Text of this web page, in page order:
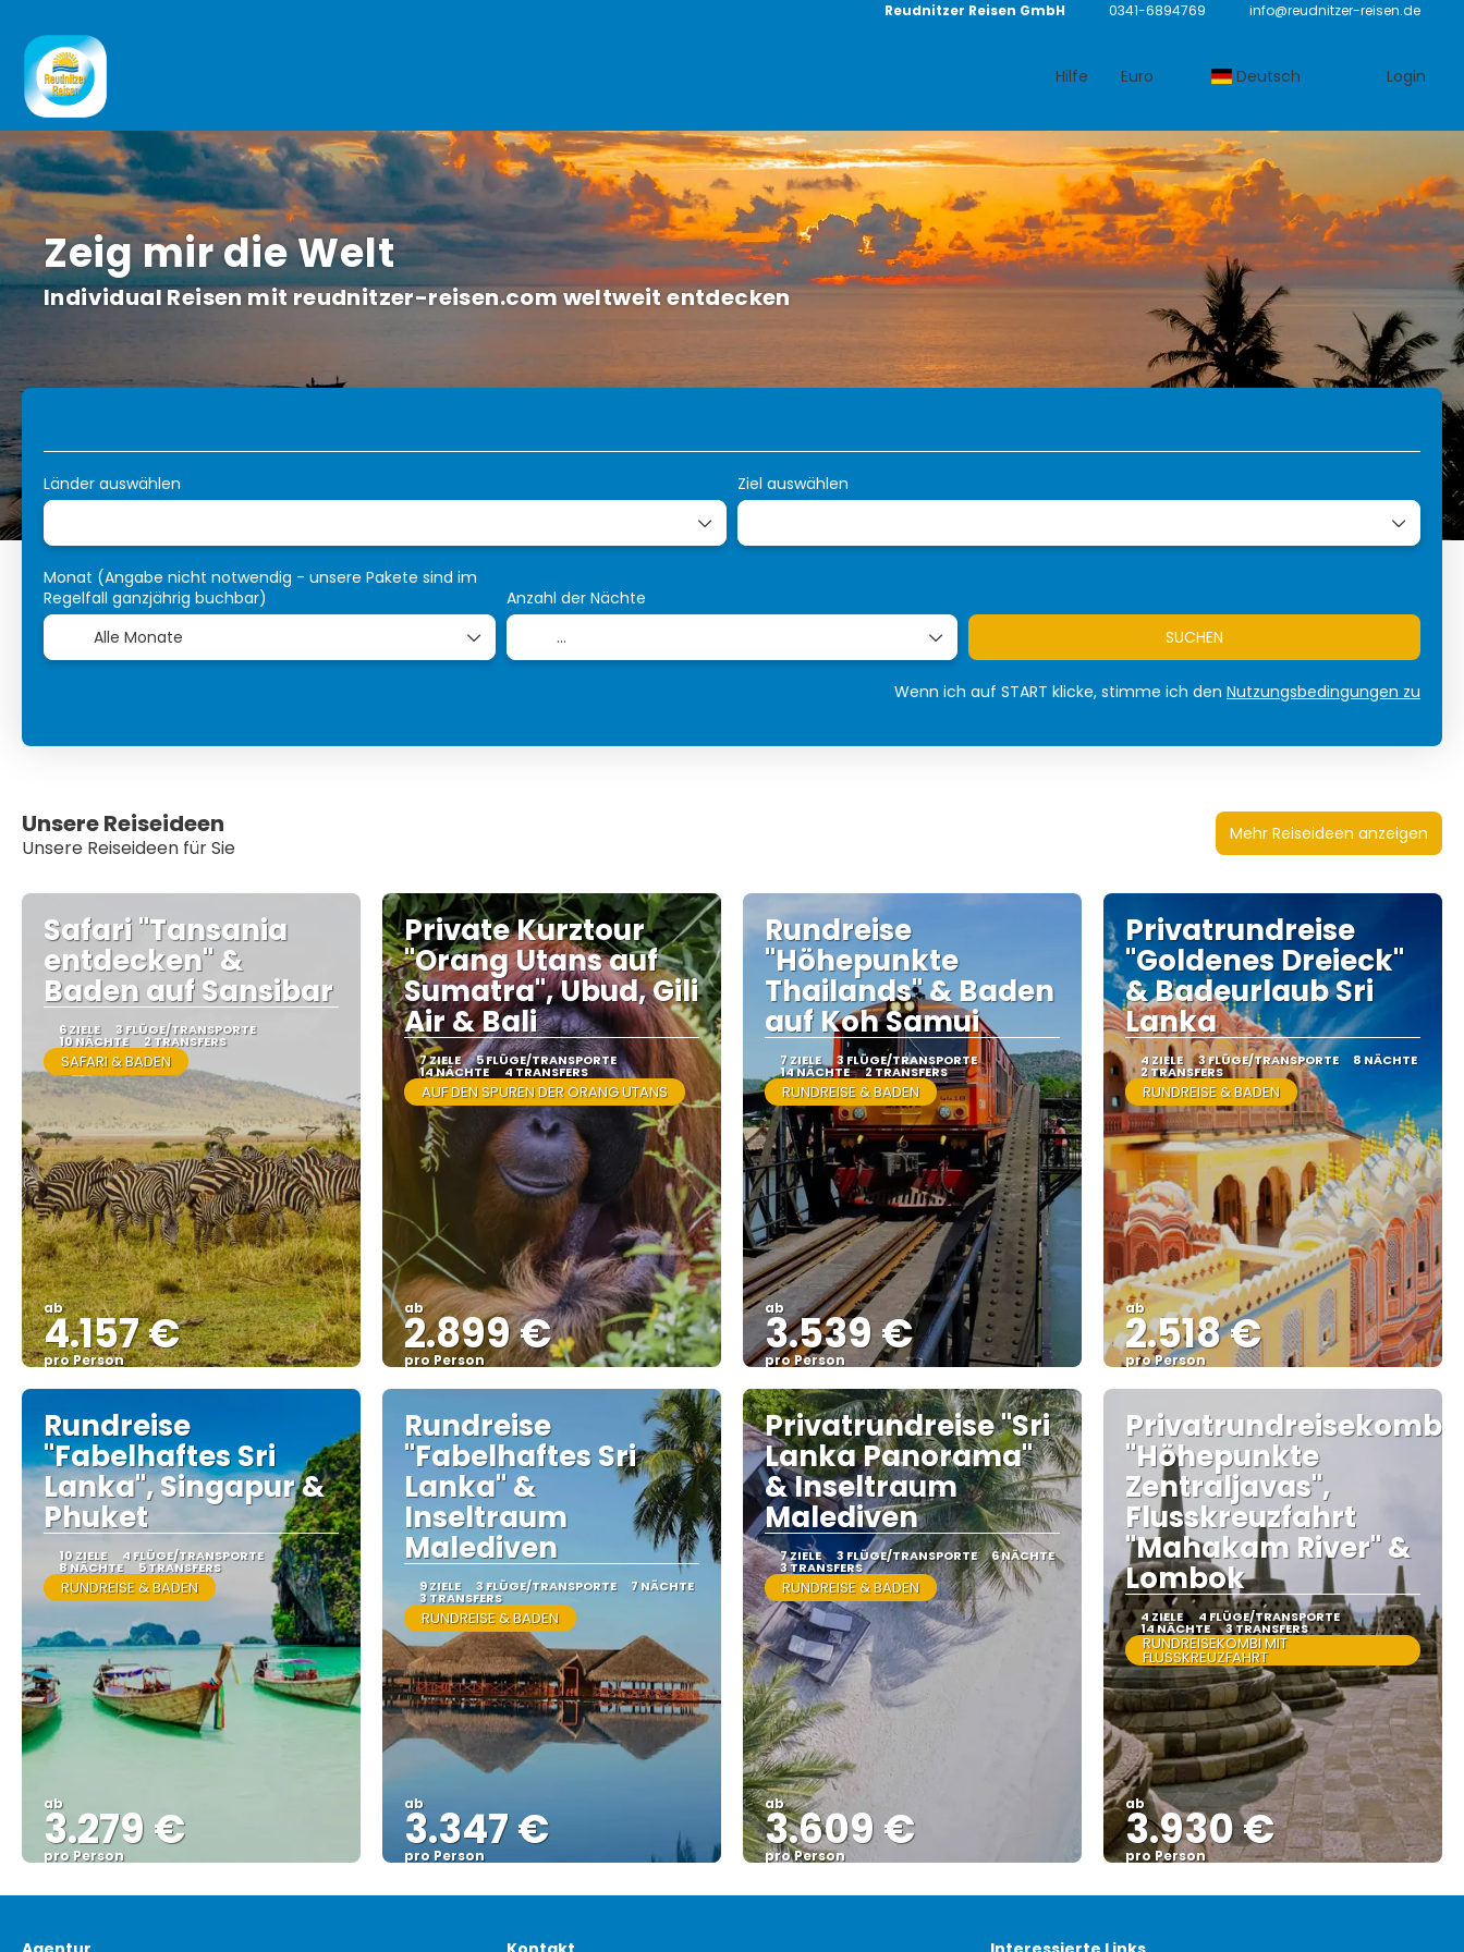
Reudnitzer Reisen GmbH 0341-6894769 info@reudnitzer-reisen.de
Hilfe Euro Deutsch Login
Zeig mir die Welt
Individual Reisen mit reudnitzer-reisen.com weltweit entdecken
Mietwagen
Länder auswählen Ziel auswählen
Monat (Angabe nicht notwendig - unsere Pakete sind im
Regelfall ganzjährig buchbar)
Anzahl der Nächte
SUCHEN
Wenn ich auf START klicke, stimme ich den Nutzungsbedingungen zu
Unsere Reiseideen
Unsere Reiseideen für Sie
Mehr Reiseideen anzeigen
Safari "Tansania
entdecken" &
Baden auf Sansibar
6 ZIELE 3 FLÜGE/TRANSPORTE
10 NÄCHTE 2 TRANSFERS
SAFARI & BADEN
ab
4.157 €
pro Person
Sehen
Private Kurztour
"Orang Utans auf
Sumatra", Ubud, Gili
Air & Bali
7 ZIELE 5 FLÜGE/TRANSPORTE
14 NÄCHTE 4 TRANSFERS
AUF DEN SPUREN DER ORANG UTANS
ab
2.899 €
pro Person
Sehen
Rundreise
"Höhepunkte
Thailands" & Baden
auf Koh Samui
7 ZIELE 3 FLÜGE/TRANSPORTE
14 NÄCHTE 2 TRANSFERS
RUNDREISE & BADEN
ab
3.539 €
pro Person
Sehen
Privatrundreise
"Goldenes Dreieck"
& Badeurlaub Sri
Lanka
4 ZIELE 3 FLÜGE/TRANSPORTE 8 NÄCHTE
2 TRANSFERS
RUNDREISE & BADEN
ab
2.518 €
pro Person
Sehen
Rundreise
"Fabelhaftes Sri
Lanka", Singapur &
Phuket
10 ZIELE 4 FLÜGE/TRANSPORTE
8 NÄCHTE 5 TRANSFERS
RUNDREISE & BADEN
ab
3.279 €
pro Person
Rundreise
"Fabelhaftes Sri
Lanka" &
Inseltraum
Malediven
9 ZIELE 3 FLÜGE/TRANSPORTE 7 NÄCHTE
3 TRANSFERS
RUNDREISE & BADEN
ab
3.347 €
pro Person
Privatrundreise "Sri
Lanka Panorama"
& Inseltraum
Malediven
7 ZIELE 3 FLÜGE/TRANSPORTE 6 NÄCHTE
3 TRANSFERS
RUNDREISE & BADEN
ab
3.609 €
pro Person
Privatrundreisekombi:
"Höhepunkte
Zentraljavas",
Flusskreuzfahrt
"Mahakam River" &
Lombok
4 ZIELE 4 FLÜGE/TRANSPORTE
14 NÄCHTE 3 TRANSFERS
RUNDREISEKOMBI MIT
FLUSSKREUZFAHRT
ab
3.930 €
pro Person